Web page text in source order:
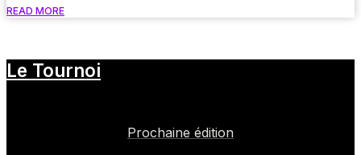
READ MORE
Le Tournoi
Prochaine édition